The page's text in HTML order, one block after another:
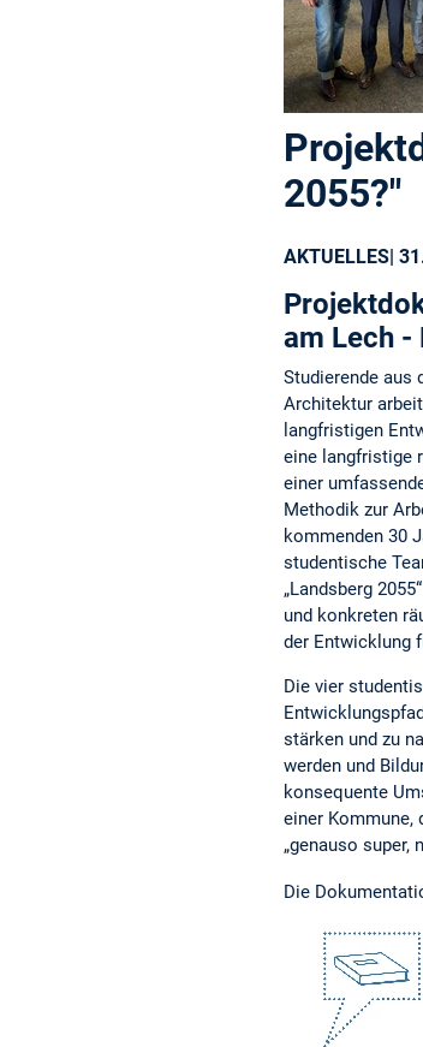
2055?"
AKTUELLES|
am Lech -
Studierende aus
Architektur
langfristigen
eine langfristige
einer
Methodik zur
kommenden 30
studentische
„Landsberg
und konkreten
der Entwicklung
Die vier
stärken und zu
werden und
konsequente
einer Kommune,
„genauso super,
Die